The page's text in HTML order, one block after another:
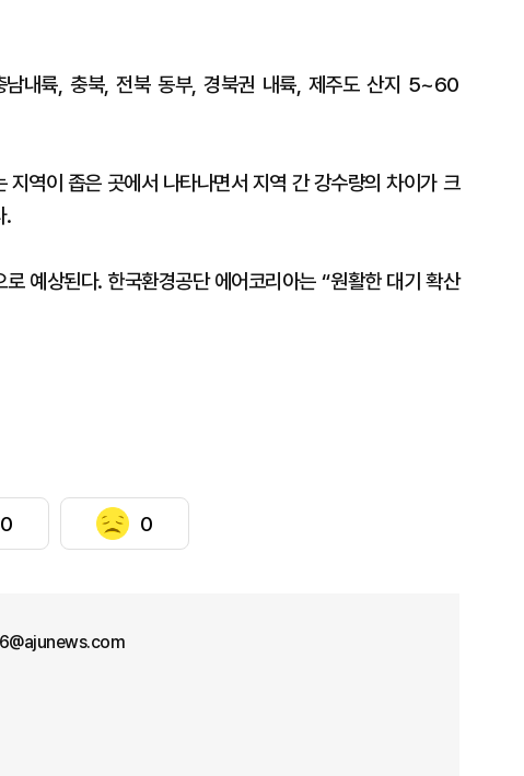
남내륙, 충북, 전북 동부, 경북권 내륙, 제주도 산지 5~60
역이 좁은 곳에서 나타나면서 지역 간 강수량의 차이가 크
.
로 예상된다. 한국환경공단 에어코리아는 “원활한 대기 확산
0 0